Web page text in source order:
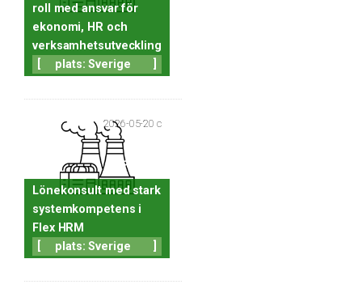
roll med ansvar för
ekonomi, HR och
verksamhetsutveckling
plats: Sverige
2026-05-20 c
Lönekonsult med stark
systemkompetens i
Flex HRM
plats: Sverige